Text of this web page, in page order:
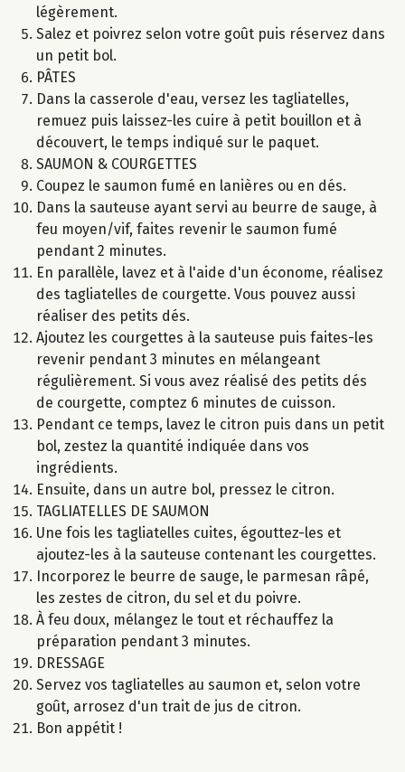
légèrement.
Salez et poivrez selon votre goût puis réservez dans
un petit bol.
PÂTES
Dans la casserole d'eau, versez les tagliatelles,
remuez puis laissez-les cuire à petit bouillon et à
découvert, le temps indiqué sur le paquet.
SAUMON & COURGETTES
Coupez le saumon fumé en lanières ou en dés.
Dans la sauteuse ayant servi au beurre de sauge, à
feu moyen/vif, faites revenir le saumon fumé
pendant 2 minutes.
En parallèle, lavez et à l'aide d'un économe, réalisez
des tagliatelles de courgette. Vous pouvez aussi
réaliser des petits dés.
Ajoutez les courgettes à la sauteuse puis faites-les
revenir pendant 3 minutes en mélangeant
régulièrement. Si vous avez réalisé des petits dés
de courgette, comptez 6 minutes de cuisson.
Pendant ce temps, lavez le citron puis dans un petit
bol, zestez la quantité indiquée dans vos
ingrédients.
Ensuite, dans un autre bol, pressez le citron.
TAGLIATELLES DE SAUMON
Une fois les tagliatelles cuites, égouttez-les et
ajoutez-les à la sauteuse contenant les courgettes.
Incorporez le beurre de sauge, le parmesan râpé,
les zestes de citron, du sel et du poivre.
À feu doux, mélangez le tout et réchauffez la
préparation pendant 3 minutes.
DRESSAGE
Servez vos tagliatelles au saumon et, selon votre
goût, arrosez d'un trait de jus de citron.
Bon appétit !